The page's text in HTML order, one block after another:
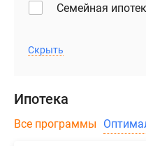
Семейная
Скрыть
Ипотека
Все программы